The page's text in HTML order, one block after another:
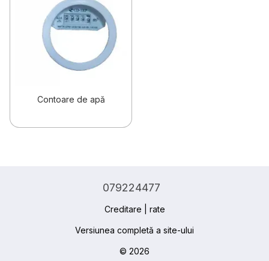
Contoare de apă
079224477
Creditare | rate
Versiunea completă a site-ului
© 2026